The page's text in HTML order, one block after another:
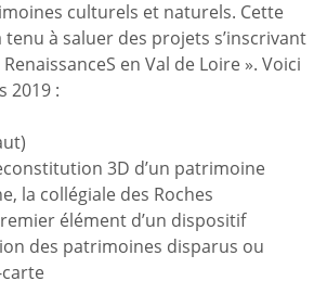
culturels et naturels. Cette
à saluer des projets s’inscrivant
en Val de Loire ». Voici
2019 :
3D d’un patrimoine
la collégiale des Roches
élément d’un dispositif
des patrimoines disparus ou